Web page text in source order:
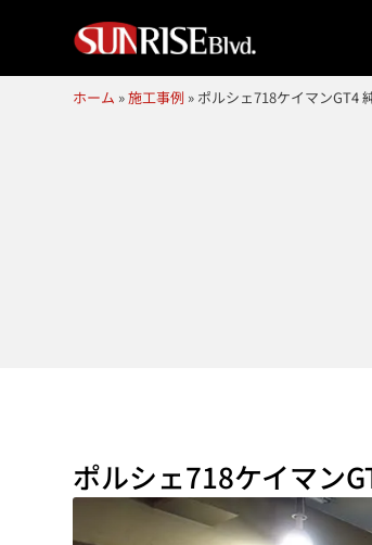
ホーム »施工事例 » ポルシェ718ケイマンGT4
ポルシェ718ケイマン